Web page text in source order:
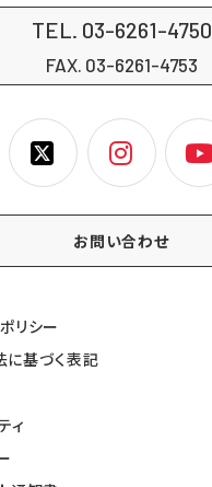
TEL. 03-6261-4750
FAX. 03-6261-4753
お問い合わせ
リシー
基づく表記
ィ